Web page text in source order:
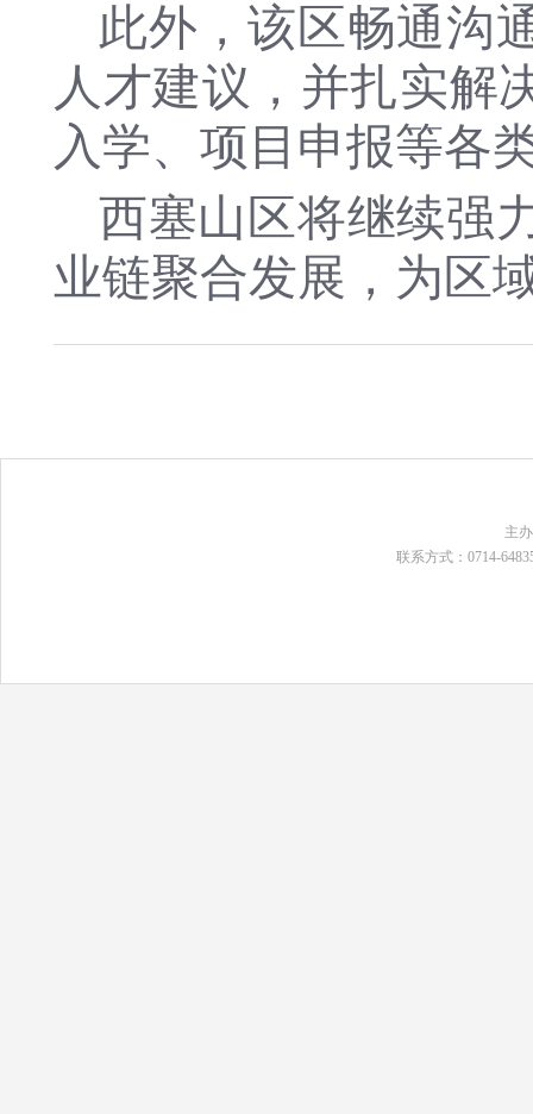
此外，该区畅通沟
人才建议，并扎实解
入学、项目申报等各
西塞山区将继续强
业链聚合发展，为区
主
联系方式：0714-